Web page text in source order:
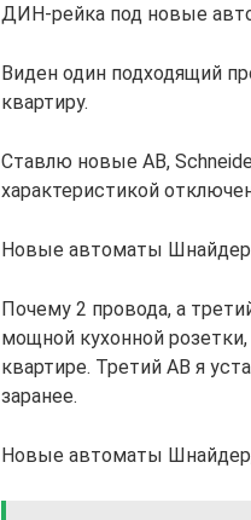
ДИН-рейка под новые
Виден один подходящий
квартиру.
Ставлю новые АВ,
характеристикой
Новые автоматы
Почему 2 провода, а
мощной кухонной
квартире. Третий АВ я
заранее.
Новые автоматы